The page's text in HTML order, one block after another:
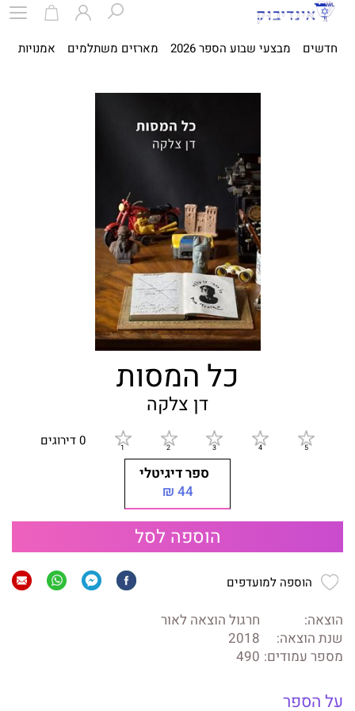
חדשים מבצעי שבוע הספר 2026 מארזים משתלמים אמנויות
כל המסות
דן צלקה
0 דירוגים
ספר דיגיטלי
44 ₪
הוספה לסל
הוספה למועדפים
הוצאה:
חרגול הוצאה לאור
שנת הוצאה:
2018
מספר עמודים: 490
על הספר